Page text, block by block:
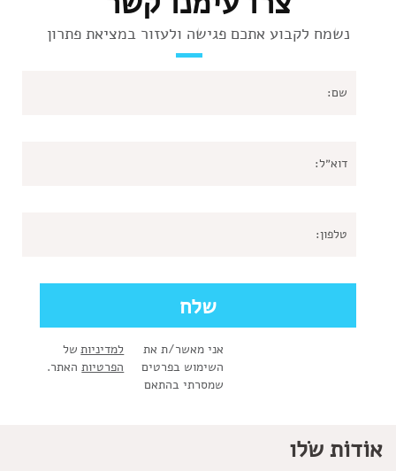
נשמח לקבוע אתכם פגישה ולעזור במציאת פתרון
אני מאשר/ת את
השימוש בפרטים
שמסרתי בהתאם
למדיניות
הפרטיות
של
האתר.
אוֹדוֹת שׂלו